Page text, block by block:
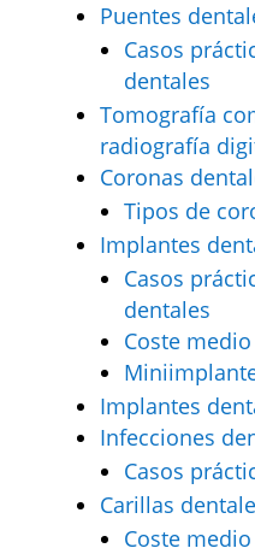
Puentes
Casos
dentales
Tomografía
radiografía
Coronas
Tipos de
Implantes
Casos
dentales
Coste
Implantes
Infecciones
Casos
Carillas
Coste